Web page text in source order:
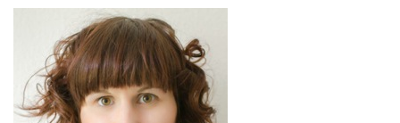
FACEBOOK
INSTAGRAM
ANZEIGEN
PINTEREST
ANZEIGEN